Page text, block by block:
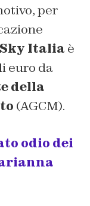
per
Sky Italia è
euro da
della
(AGCM).
odio dei